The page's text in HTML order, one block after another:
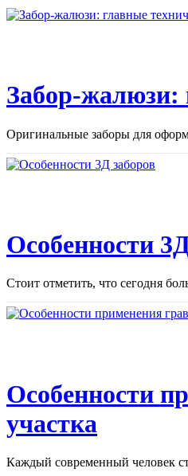
Забор-жалюзи:
Оригинальные заборы для
Особенности
Стоит отметить, что сегодня
Особенности
участка
Каждый современный человек